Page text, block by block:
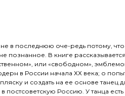
в последнюю оче-редь потому,
познанное. В книге
или «свободном»,
в России начала ХХ века; о
и создать на ее основе танец
постсоветскую Россию. У танца есть